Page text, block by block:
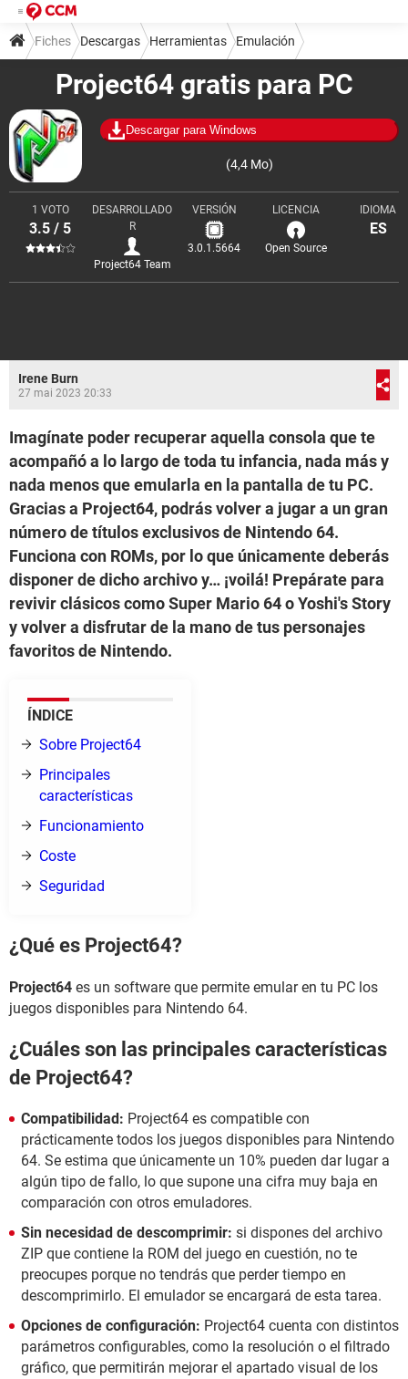
Project64 gratis para PC
Descargar para Windows
(4,4 Mo)
1 VOTO
3.5 / 5
DESARROLLADO
R
Project64 Team
VERSIÓN
3.0.1.5664
LICENCIA
Open Source
IDIOMA
ES
Fiches Descargas Herramientas Emulación
Emuladores de consolas
Irene Burn
27 mai 2023 20:33
Imagínate poder recuperar aquella consola que te
acompañó a lo largo de toda tu infancia, nada más y
nada menos que emularla en la pantalla de tu PC.
Gracias a Project64, podrás volver a jugar a un gran
número de títulos exclusivos de Nintendo 64.
Funciona con ROMs, por lo que únicamente deberás
disponer de dicho archivo y… ¡voilá! Prepárate para
revivir clásicos como Super Mario 64 o Yoshi's Story
y volver a disfrutar de la mano de tus personajes
favoritos de Nintendo.
ÍNDICE
Sobre Project64
Principales
características
Funcionamiento
Coste
Seguridad
¿Qué es Project64?
Project64 es un software que permite emular en tu PC los
juegos disponibles para Nintendo 64.
¿Cuáles son las principales características
de Project64?
Compatibilidad: Project64 es compatible con
prácticamente todos los juegos disponibles para Nintendo
64. Se estima que únicamente un 10% pueden dar lugar a
algún tipo de fallo, lo que supone una cifra muy baja en
comparación con otros emuladores.
Sin necesidad de descomprimir: si dispones del archivo
ZIP que contiene la ROM del juego en cuestión, no te
preocupes porque no tendrás que perder tiempo en
descomprimirlo. El emulador se encargará de esta tarea.
Opciones de configuración: Project64 cuenta con distintos
parámetros configurables, como la resolución o el filtrado
gráfico, que permitirán mejorar el apartado visual de los